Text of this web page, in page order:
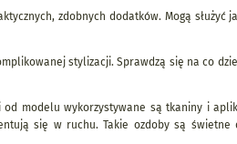
zdobnych dodatków. Mogą służyć
stylizacji. Sprawdzą się na co
od modelu wykorzystywane są tkaniny i
się w ruchu. Takie ozdoby są